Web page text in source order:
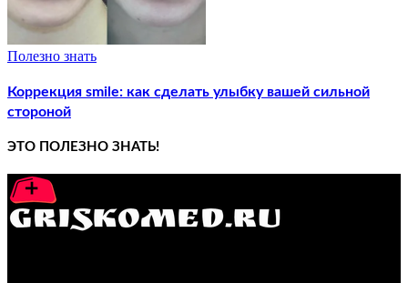
Полезно знать
Коррекция smile: как сделать улыбку вашей сильной
стороной
ЭТО ПОЛЕЗНО ЗНАТЬ!